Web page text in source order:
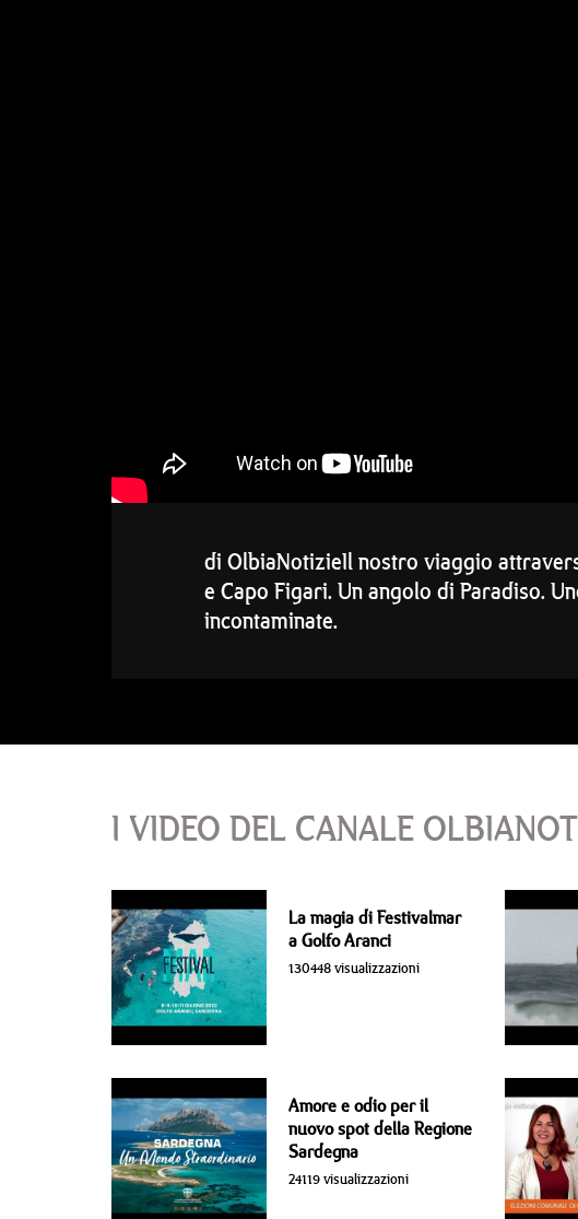
di OlbiaNotizieIl nostro viaggio
e Capo Figari. Un angolo di Paradiso.
incontaminate.
I VIDEO DEL CANALE
La magia di Festivalmar
a Golfo Aranci
130448 visualizzazioni
Amore e odio per il
nuovo spot della Regione
Sardegna
24119 visualizzazioni